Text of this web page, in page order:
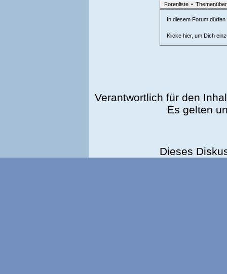
Forenliste •
In diesem Forum
Klicke hier, um Dich
Verantwortlich für den
Es gelten
Dieses